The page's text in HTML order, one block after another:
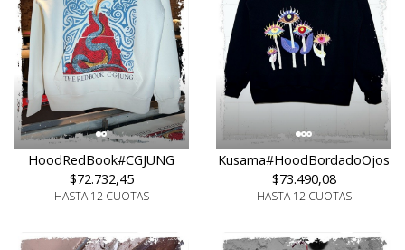
HoodRedBook#CGJUNG
$72.732,45
HASTA 12 CUOTAS
Kusama#HoodBordadoOjos
$73.490,08
HASTA 12 CUOTAS